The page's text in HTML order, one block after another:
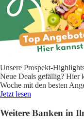
Unsere Prospekt-
Neue Deals gefällig? Hier
Woche mit den besten
Jetzt lesen
Weitere Banken in